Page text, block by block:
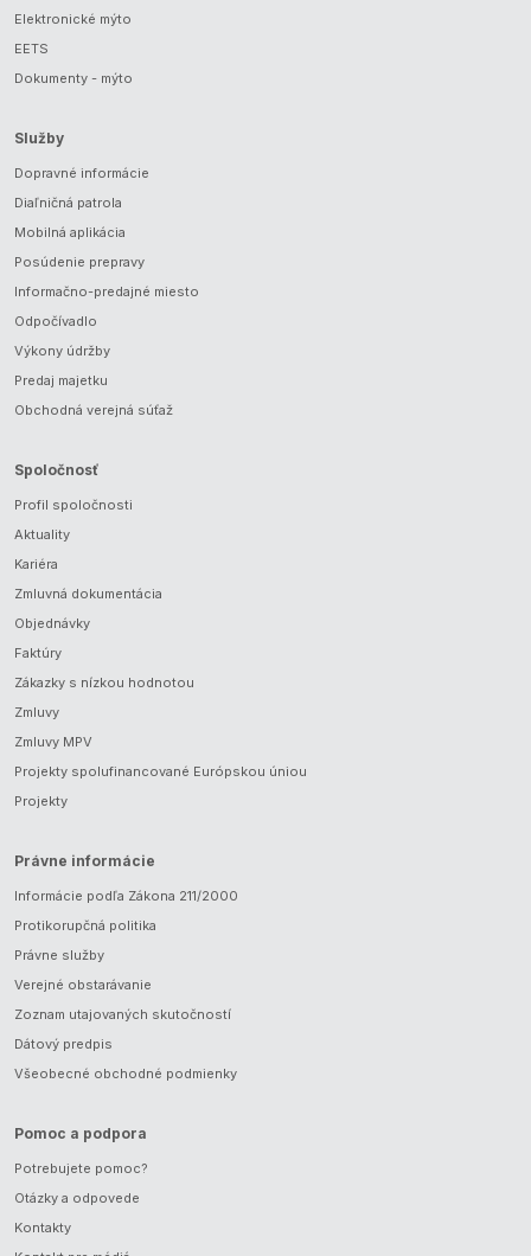
Elektronické mýto
EETS
Dokumenty - mýto
Služby
Dopravné informácie
Diaľničná patrola
Mobilná aplikácia
Posúdenie prepravy
Informačno-predajné miesto
Odpočívadlo
Výkony údržby
Predaj majetku
Obchodná verejná súťaž
Spoločnosť
Profil spoločnosti
Aktuality
Kariéra
Zmluvná dokumentácia
Objednávky
Faktúry
Zákazky s nízkou hodnotou
Zmluvy
Zmluvy MPV
Projekty spolufinancované Európskou úniou
Projekty
Právne informácie
Informácie podľa Zákona 211/2000
Protikorupčná politika
Právne služby
Verejné obstarávanie
Zoznam utajovaných skutočností
Dátový predpis
Všeobecné obchodné podmienky
Pomoc a podpora
Potrebujete pomoc?
Otázky a odpovede
Kontakty